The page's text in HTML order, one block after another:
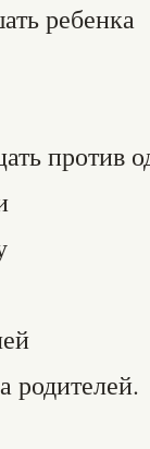
ребенка
против
родителей.